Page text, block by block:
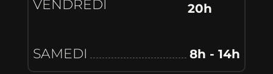
VENDREDI
20h
SAMEDI 8h - 14h